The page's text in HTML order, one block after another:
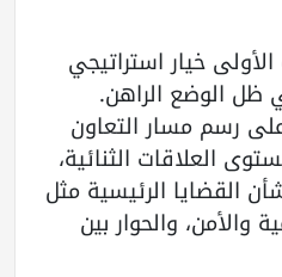
خيار استراتيجي
ظل الوضع الراهن.
رسم مسار التعاون
العلاقات الثنائية،
القضايا الرئيسية مثل
والأمن، والحوار بين